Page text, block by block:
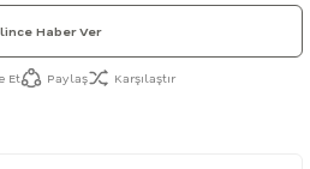
Haber Ver
Et Paylaş Karşılaştır